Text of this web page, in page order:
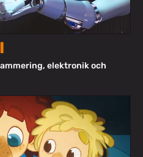
elektronik och